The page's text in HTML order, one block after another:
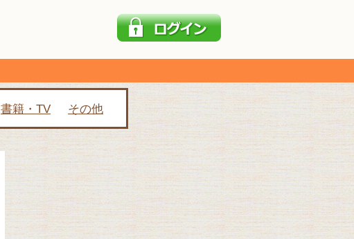
書籍・TV その他